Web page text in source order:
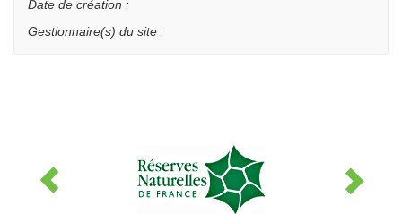
Date de création :
Gestionnaire(s) du site :